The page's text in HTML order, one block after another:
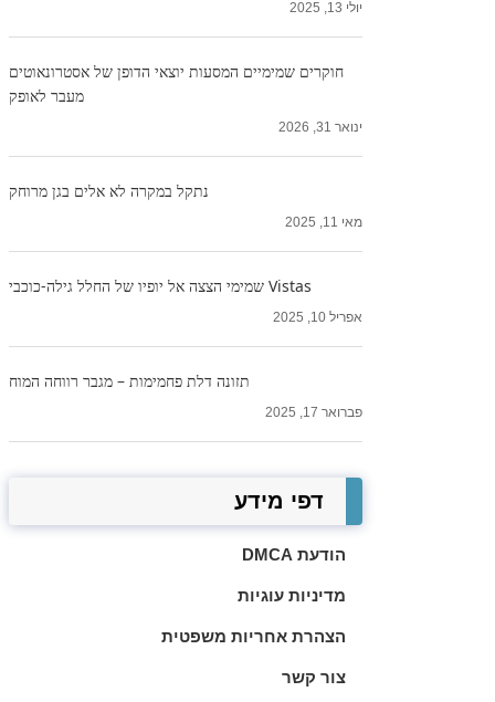
יולי 13, 2025
חוקרים שמימיים המסעות יוצאי הדופן של אסטרונאוטים
מעבר לאופק
ינואר 31, 2026
נתקל במקרה לא אלים בגן מרוחק
מאי 11, 2025
Vistas שמימי הצצה אל יופיו של החלל גילה-כוכבי
אפריל 10, 2025
תזונה דלת פחמימות – מגבר רווחה המוח
פברואר 17, 2025
דפי מידע
הודעת DMCA
מדיניות עוגיות
הצהרת אחריות משפטית
צור קשר